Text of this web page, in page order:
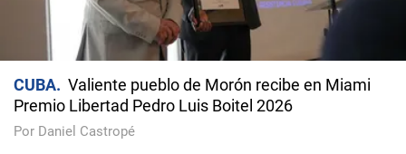
CUBA
Valiente pueblo de Morón recibe en Miami
Premio Libertad Pedro Luis Boitel 2026
Por Daniel Castropé